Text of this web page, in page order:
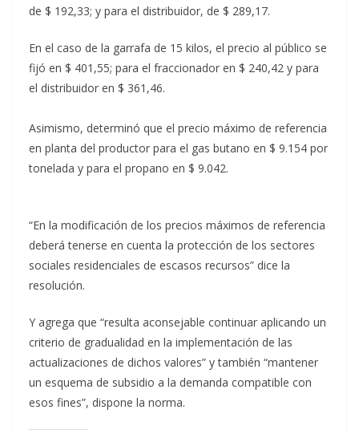
de $ 192,33; y para el distribuidor, de $ 289,17.
En el caso de la garrafa de 15 kilos, el precio al público se
fijó en $ 401,55; para el fraccionador en $ 240,42 y para
el distribuidor en $ 361,46.
Asimismo, determinó que el precio máximo de referencia
en planta del productor para el gas butano en $ 9.154 por
tonelada y para el propano en $ 9.042.
“En la modificación de los precios máximos de referencia
deberá tenerse en cuenta la protección de los sectores
sociales residenciales de escasos recursos” dice la
resolución.
Y agrega que “resulta aconsejable continuar aplicando un
criterio de gradualidad en la implementación de las
actualizaciones de dichos valores” y también “mantener
un esquema de subsidio a la demanda compatible con
esos fines”, dispone la norma.